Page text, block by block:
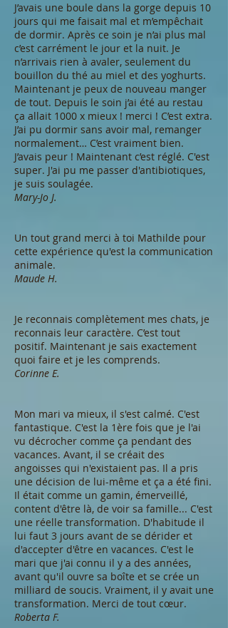
J’avais une boule dans la gorge depuis 10
jours qui me faisait mal et m’empêchait
de dormir. Après ce soin je n’ai plus mal
c’est carrément le jour et la nuit. Je
n’arrivais rien à avaler, seulement du
bouillon du thé au miel et des yoghurts.
Maintenant je peux de nouveau manger
de tout. Depuis le soin j’ai été au restau
ça allait 1000 x mieux ! merci ! C’est extra.
J’ai pu dormir sans avoir mal, remanger
normalement… C’est vraiment bien.
J’avais peur ! Maintenant c’est réglé. C'est
super. J'ai pu me passer d'antibiotiques,
je suis soulagée.
Mary-Jo J.
Un tout grand merci à toi Mathilde pour
cette expérience qu'est la communication
animale.
Maude H.
Je reconnais complètement mes chats, je
reconnais leur caractère. C’est tout
positif. Maintenant je sais exactement
quoi faire et je les comprends.
Corinne E.
Mon mari va mieux, il s'est calmé. C'est
fantastique. C'est la 1ère fois que je l'ai
vu décrocher comme ça pendant des
vacances. Avant, il se créait des
angoisses qui n'existaient pas. Il a pris
une décision de lui-même et ça a été fini.
Il était comme un gamin, émerveillé,
content d'être là, de voir sa famille... C'est
une réelle transformation. D'habitude il
lui faut 3 jours avant de se dérider et
d'accepter d'être en vacances. C'est le
mari que j'ai connu il y a des années,
avant qu'il ouvre sa boîte et se crée un
milliard de soucis. Vraiment, il y avait une
transformation. Merci de tout cœur.
Roberta F.